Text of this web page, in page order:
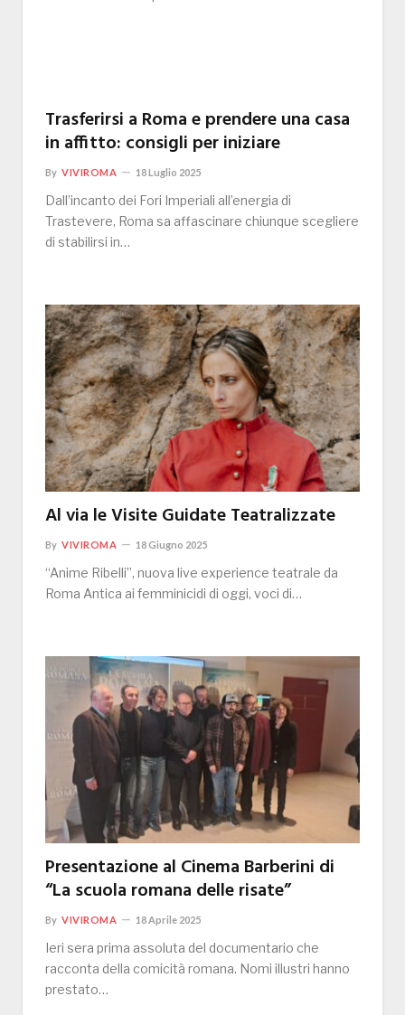
Trasferirsi a Roma e prendere una casa
in affitto: consigli per iniziare
By VIVIROMA 18 Luglio 2025
Dall’incanto dei Fori Imperiali all’energia di
Trastevere, Roma sa affascinare chiunque scegliere
di stabilirsi in…
Al via le Visite Guidate Teatralizzate
By VIVIROMA 18 Giugno 2025
“Anime Ribelli”, nuova live experience teatrale da
Roma Antica ai femminicidi di oggi, voci di…
Presentazione al Cinema Barberini di
“La scuola romana delle risate”
By VIVIROMA 18 Aprile 2025
Ieri sera prima assoluta del documentario che
racconta della comicità romana. Nomi illustri hanno
prestato…